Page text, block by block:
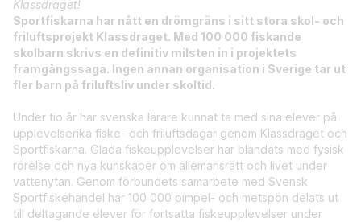
Klassdraget!
Sportfiskarna har nått en drömgräns i sitt stora skol- och
friluftsprojekt Klassdraget. Med 100 000 fiskande
skolbarn skrivs en definitiv milsten in i projektets
framgångssaga. Ingen annan organisation i Sverige tar ut
fler barn på friluftsliv under skoltid.
Under tio år har svenska lärare kunnat ta med sina elever på
upplevelserika fiske- och friluftsdagar genom Klassdraget och
Sportfiskarna. Glada fiskeupplevelser har blandats med fysisk
rörelse och nya kunskaper om allemansrätt och livet under
vattenytan. Genom förbundets samarbete med Svensk
Sportfiskehandel har 100 000 pimpel- och metspön delats ut
till deltagande elever för fortsatta fiskeupplevelser under